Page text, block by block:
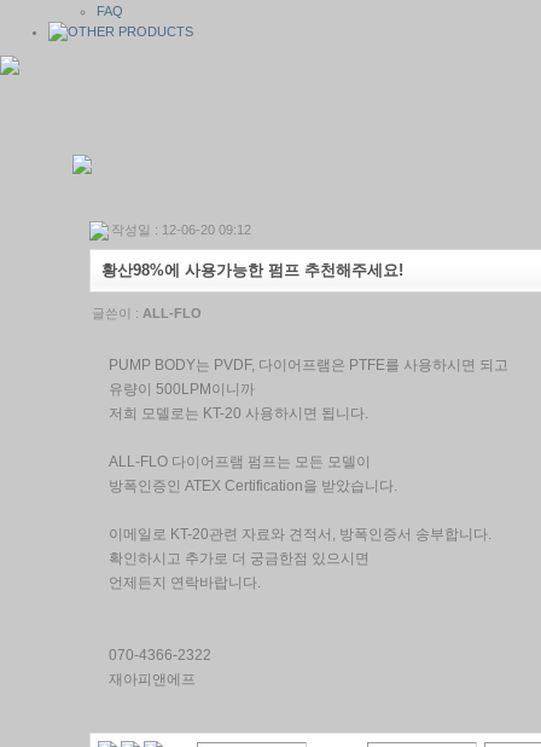
FAQ
작성일 : 12-06-20 09:12
황산98%에 사용가능한 펌프 추천해주세요!
글쓴이 : ALL-FLO
PUMP BODY는 PVDF, 다이어프램은 PTFE를 사용하시면 되고
유량이 500LPM이니까
저희 모델로는 KT-20 사용하시면 됩니다.
ALL-FLO 다이어프램 펌프는 모든 모델이
방폭인증인 ATEX Certification을 받았습니다.
이메일로 KT-20관련 자료와 견적서, 방폭인증서 송부합니다.
확인하시고 추가로 더 궁금한점 있으시면
언제든지 연락바랍니다.
070-4366-2322
재아피앤에프